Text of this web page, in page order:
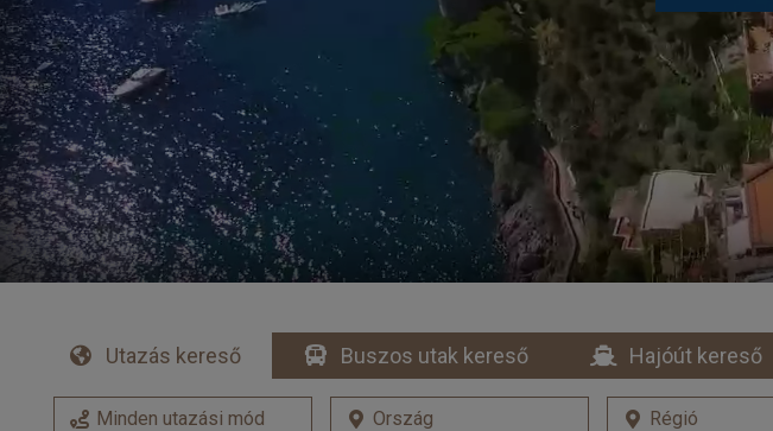
Utazás kereső Buszos utak kereső Hajóút kereső